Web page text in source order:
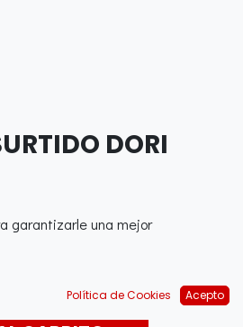
DORI
garantizarle una mejor
Política de Cookies Acepto